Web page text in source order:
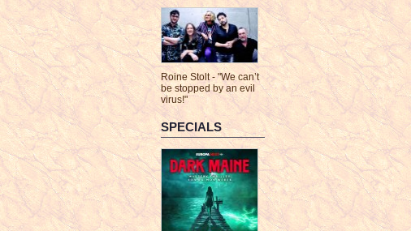
Roine Stolt - "We can’t
be stopped by an evil
virus!"
SPECIALS